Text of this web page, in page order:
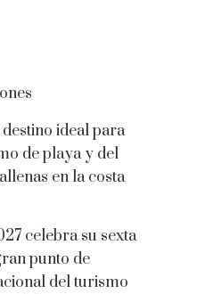
ideal para
de playa y del
en la costa
celebra su sexta
punto de
del turismo